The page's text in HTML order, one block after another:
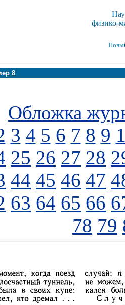
физико-
8
Обложка
3 4 5 6 7 8 9
25 26 27 28
44 45 46 47
63 64 65 66
78 79